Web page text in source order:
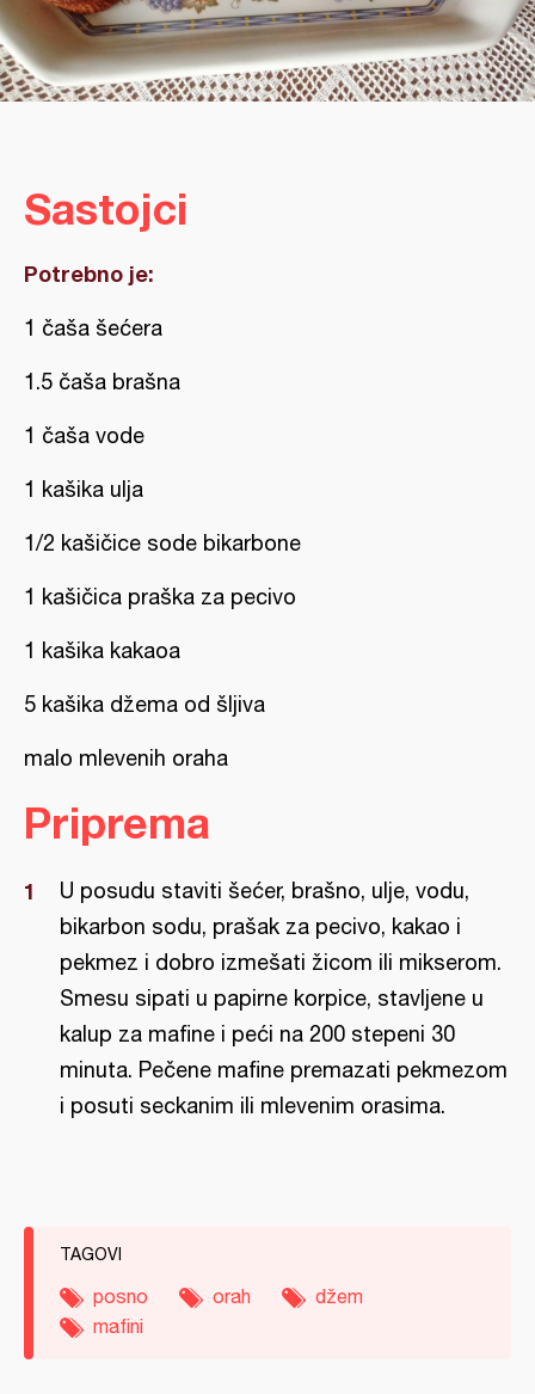
Sastojci
Potrebno je:
1 čaša šećera
1.5 čaša brašna
1 čaša vode
1 kašika ulja
1/2 kašičice sode bikarbone
1 kašičica praška za pecivo
1 kašika kakaoa
5 kašika džema od šljiva
malo mlevenih oraha
Priprema
U posudu staviti šećer, brašno, ulje, vodu,
bikarbon sodu, prašak za pecivo, kakao i
pekmez i dobro izmešati žicom ili mikserom.
Smesu sipati u papirne korpice, stavljene u
kalup za mafine i peći na 200 stepeni 30
minuta. Pečene mafine premazati pekmezom
i posuti seckanim ili mlevenim orasima.
TAGOVI
posno orah
džem
mafini